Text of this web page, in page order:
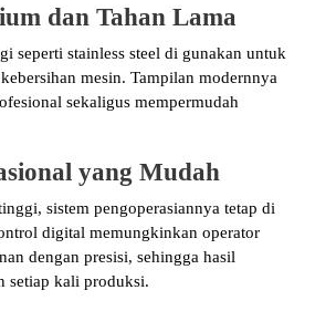
dan Tahan Lama
seperti stainless steel di gunakan untuk
mesin. Tampilan modernnya
sekaligus mempermudah
yang Mudah
sistem pengoperasiannya tetap di
digital memungkinkan operator
dengan presisi, sehingga hasil
setiap kali produksi.